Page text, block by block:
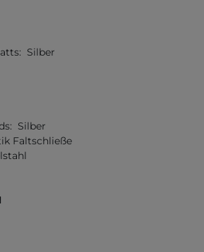
Silber
Silber
Faltschließe